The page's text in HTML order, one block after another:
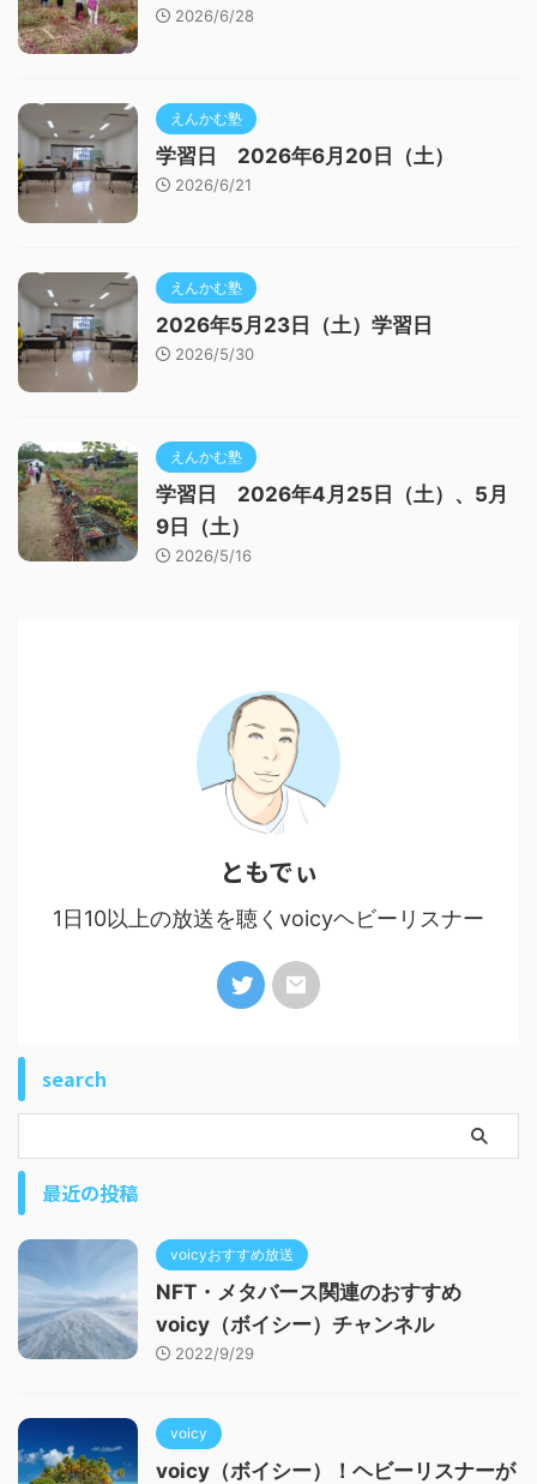
2026/6/28
えんかむ塾
学習日 2026年6月20日（土）
2026/6/21
えんかむ塾
2026年5月23日（土）学習日
2026/5/30
えんかむ塾
学習日 2026年4月25日（土）、5月
9日（土）
2026/5/16
ともでぃ
1日10以上の放送を聴くvoicyヘビーリスナー
search
最近の投稿
voicyおすすめ放送
NFT・メタバース関連のおすすめ
voicy（ボイシー）チャンネル
2022/9/29
voicy
voicy（ボイシー）！ヘビーリスナーが